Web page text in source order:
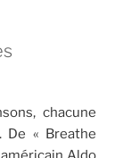
chacune
De « Breathe